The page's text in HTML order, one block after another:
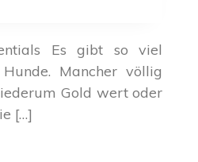
Must
Haves
Es gibt so viel
Mancher völlig
Gold wert oder
[…]